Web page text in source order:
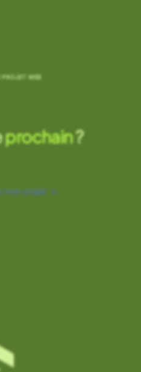
WEB
prochain?
mon projet →